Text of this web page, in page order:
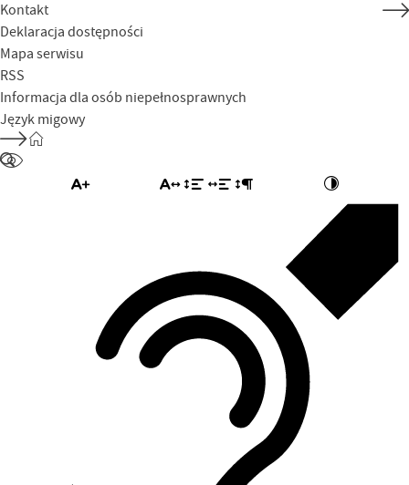
Kontakt
Deklaracja dostępności
Mapa serwisu
RSS
Informacja dla osób niepełnosprawnych
Język migowy